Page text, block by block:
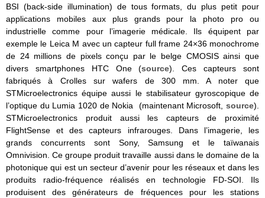
BSI (back-side illumination) de tous formats, du plus petit pour
applications mobiles aux plus grands pour la photo pro ou
industrielle comme pour l’imagerie médicale. Ils équipent par
exemple le Leica M avec un capteur full frame 24×36 monochrome
de 24 millions de pixels conçu par le belge CMOSIS ainsi que
divers smartphones HTC One (source). Ces capteurs sont
fabriqués à Crolles sur wafers de 300 mm. A noter que
STMicroelectronics équipe aussi le stabilisateur gyroscopique de
l’optique du Lumia 1020 de Nokia (maintenant Microsoft, source).
STMicroelectronics produit aussi les capteurs de proximité
FlightSense et des capteurs infrarouges. Dans l’imagerie, les
grands concurrents sont Sony, Samsung et le taïwanais
Omnivision. Ce groupe produit travaille aussi dans le domaine de la
photonique qui est un secteur d’avenir pour les réseaux et dans les
produits radio-fréquence réalisés en technologie FD-SOI. Ils
produisent des générateurs de fréquences pour les stations